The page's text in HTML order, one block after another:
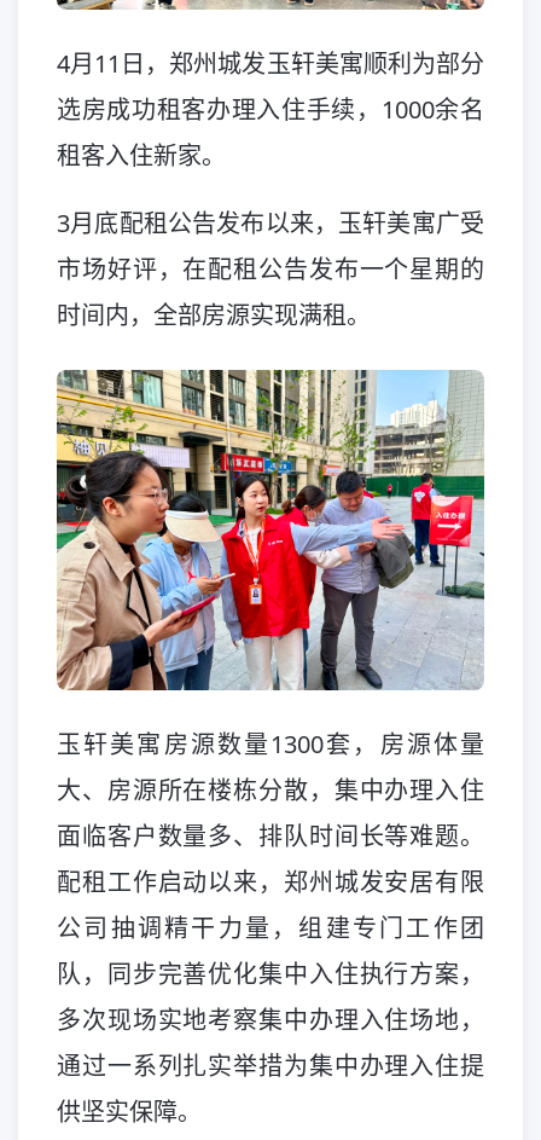
4月11日，郑州城发玉轩美寓顺利为部分
选房成功租客办理入住手续，1000余名
租客入住新家。
3月底配租公告发布以来，玉轩美寓广受
市场好评，在配租公告发布一个星期的
时间内，全部房源实现满租。
玉轩美寓房源数量1300套，房源体量
大、房源所在楼栋分散，集中办理入住
面临客户数量多、排队时间长等难题。
配租工作启动以来，郑州城发安居有限
公司抽调精干力量，组建专门工作团
队，同步完善优化集中入住执行方案，
多次现场实地考察集中办理入住场地，
通过一系列扎实举措为集中办理入住提
供坚实保障。